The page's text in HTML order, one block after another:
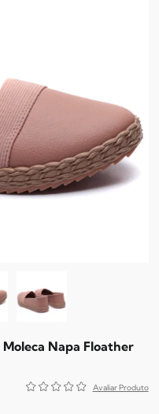
Napa Floather